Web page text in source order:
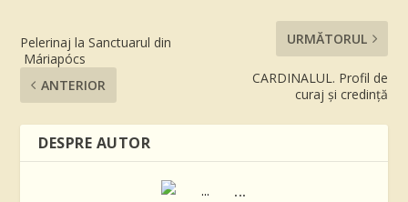
Pelerinaj la Sanctuarul din
Máriapócs
ANTERIOR
URMĂTORUL
CARDINALUL. Profil de
curaj și credință
DESPRE AUTOR
...